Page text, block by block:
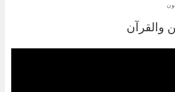
والقرآن